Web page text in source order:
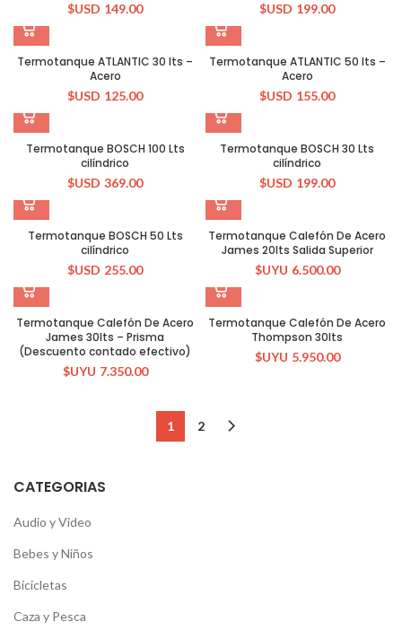
CATEGORIAS
Audio y Video
Bebes y Niños
Bicicletas
Caza y Pesca
$USD 149.00
$USD 199.00
Termotanque ATLANTIC 30 lts –
Acero
$USD 125.00
Termotanque ATLANTIC 50 lts –
Acero
$USD 155.00
Termotanque BOSCH 100 Lts
cilíndrico
$USD 369.00
Termotanque BOSCH 30 Lts
cilíndrico
$USD 199.00
Termotanque BOSCH 50 Lts
cilíndrico
$USD 255.00
Termotanque Calefón De Acero
James 20lts Salida Superior
$UYU 6.500.00
Termotanque Calefón De Acero
James 30lts – Prisma
(Descuento contado efectivo)
$UYU 7.350.00
Termotanque Calefón De Acero
Thompson 30lts
$UYU 5.950.00
1 2